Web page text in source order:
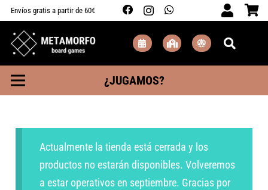
Envíos gratis a partir de 60€
¿JUGAMOS?
Actualmente la tienda está cerrada y los
productos no estarán disponibles. Volveremos
a estar operativos en septiembre. Gracias por